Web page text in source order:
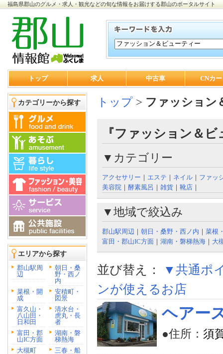
福島県郡山のグルメ・求人・観光などの旬な情報をお届けする郡山のポータルサイト
トップ 求人 中古車 CNカ
カテゴリーから探す
エリアから探す
郡山駅周
辺
朝日・桑
野・西ノ
内
菜根・開
成
安積町・
図景
富久山・
八山田・
日和田
清水台・
虎丸・長
者
富田・郡
山IC方面
湖南・磐
梯熱海
大槻町
三春・船
トップ > ファッション
『ファッション＆
▼カテゴリー
アクセサリー ｜ エステ ｜ ネイル ｜ ファッ
美容院 ｜ 酵素風呂 ｜ 雑貨 ｜ 靴店 ｜
▼地域で絞込み
郡山駅周辺 ｜ 朝日・桑野・西ノ内 ｜ 菜根
富田・郡山IC方面 ｜ 湖南・磐梯熱海 ｜ 大
並び替え：
▼共通ポ
ンが使えるお店
ヘアー
●住所： 須